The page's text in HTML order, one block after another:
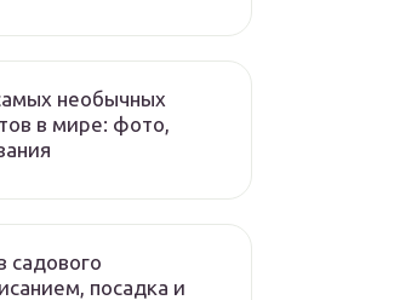
необычных
в мире: фото,
садового
посадка и